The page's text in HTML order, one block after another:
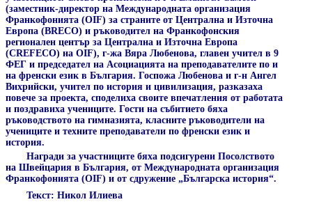
(заместник-директор на Международната организация
Франкофонията (OIF) за страните от Централна и Източна
Европа (BRECO) и ръководител на Франкофонския
регионален център за Централна и Източна Европа
(CREFECO) на OIF), г-жа Вяра Любенова, главен учител в 9
ФЕГ и председател на Асоциацията на преподавателите по и
на френски език в България. Госпожа Любенова и г-н Ангел
Вихрийски, учител по история и цивилизация, разказаха
повече за проекта, споделиха своите впечатления от работата
и поздравиха учениците. Гости на събитието бяха
ръководството на гимназията, класните ръководители на
учениците и техните преподаватели по френски език и
история.
Награди за участниците бяха подсигурени Посолството
на Швейцария в България, от Международната организация
Франкофонията (OIF) и от сдружение „Българска история“.
Текст: Никол Илиева